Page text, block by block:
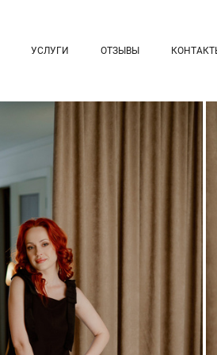
УСЛУГИ ОТЗЫВЫ